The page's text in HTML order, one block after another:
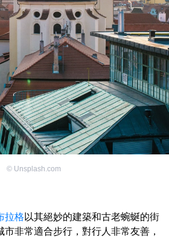
© Unsplash.com
拉格 以其絕妙的建築和古老蜿蜒的街
非常適合步行，對行人非常友善，